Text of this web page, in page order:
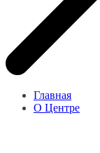
Главная
О Центре